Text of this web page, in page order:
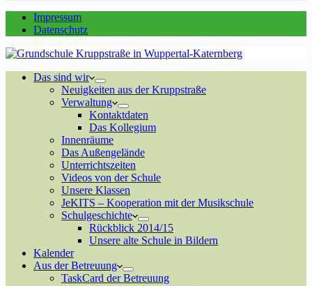
Impressum
Datenschutz
Das sind wir
Neuigkeiten aus der Kruppstraße
Verwaltung
Kontaktdaten
Das Kollegium
Innenräume
Das Außengelände
Unterrichtszeiten
Videos von der Schule
Unsere Klassen
JeKITS – Kooperation mit der Musikschule
Schulgeschichte
Rückblick 2014/15
Unsere alte Schule in Bildern
Kalender
Aus der Betreuung
TaskCard der Betreuung